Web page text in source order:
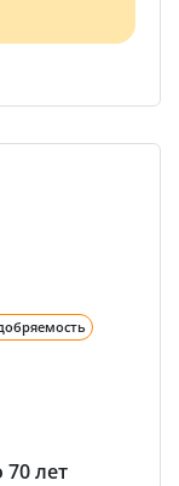
70 лет